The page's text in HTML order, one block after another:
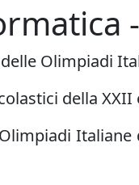
Olimpiadi
della